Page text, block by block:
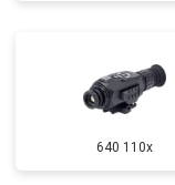
640 110x